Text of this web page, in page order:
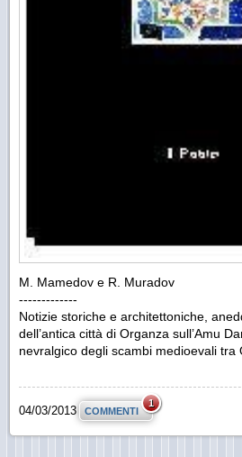
M. Mamedov e R. Muradov
-------------
Notizie storiche e architettoniche,
dell’antica città di Organza sull’Amu
nevralgico degli scambi medioevali tra
04/03/2013 COMMENTI
1